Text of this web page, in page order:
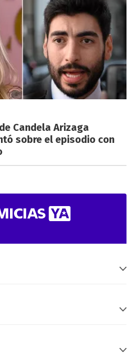
Candela Arizaga
sobre el episodio con